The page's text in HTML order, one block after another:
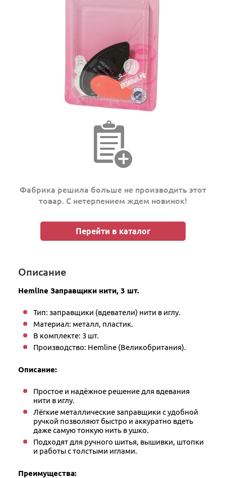
Фабрика решила больше не производить этот
товар. С нетерпением ждем новинок!
Перейти в каталог
Описание
Hemline Заправщики нити, 3 шт.
Тип: заправщики (вдеватели) нити в иглу.
Материал: металл, пластик.
В комплекте: 3 шт.
Производство: Hemline (Великобритания).
Описание:
Простое и надёжное решение для вдевания
нити в иглу.
Лёгкие металлические заправщики с удобной
ручкой позволяют быстро и аккуратно вдеть
даже самую тонкую нить в ушко.
Подходят для ручного шитья, вышивки, штопки
и работы с толстыми иглами.
Преимущества: